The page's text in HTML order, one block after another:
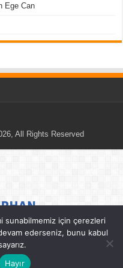
Ege Can
All Rights Reserved
sunabilmemiz için çerezleri
ederseniz, bunu kabul
Hayır